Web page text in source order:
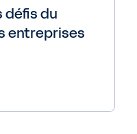
défis du
entreprises